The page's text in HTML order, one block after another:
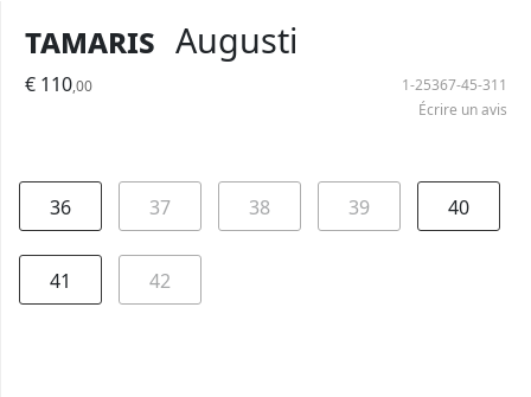
Tamaris Augusti
€ 110,00
1-25367-45-311
Écrire un avis
36 37 38 39 40
41 42